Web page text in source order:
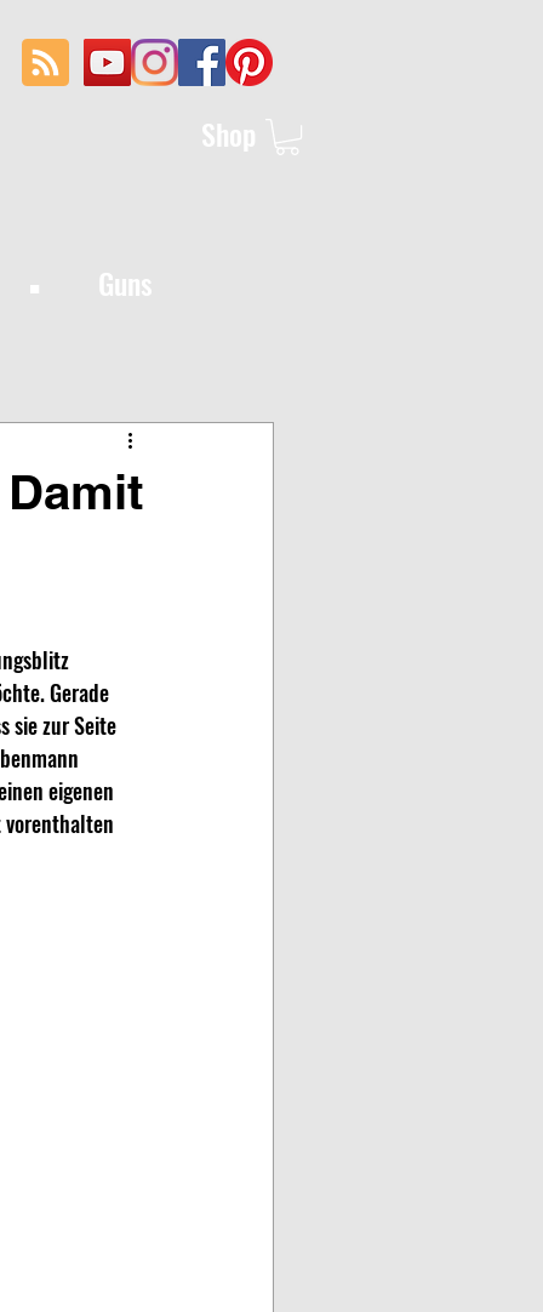
Shop
Guns
·
Gerade
sie zur Seite
eigenen